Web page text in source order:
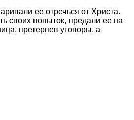
ее отречься от Христа.
своих попыток, предали ее на
претерпев уговоры, а